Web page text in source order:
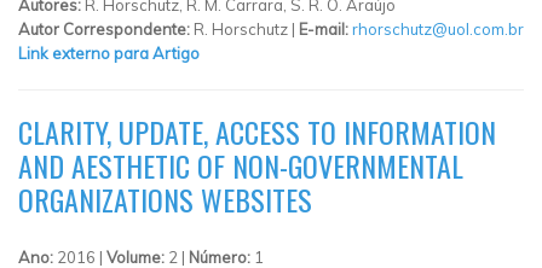
Autores: R. Horschutz, R. M. Carrara, S. R. O. Araújo
Autor Correspondente: R. Horschutz | E-mail:rhorschutz@uol.com.br
Link externo para Artigo
CLARITY, UPDATE, ACCESS TO INFORMATION
AND AESTHETIC OF NON-GOVERNMENTAL
ORGANIZATIONS WEBSITES
Ano: 2016 | Volume: 2 | Número: 1